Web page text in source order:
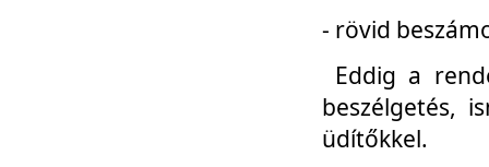
- rövid
Eddig a
beszélgetés,
üdítőkkel.